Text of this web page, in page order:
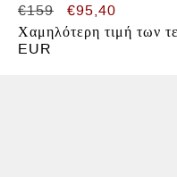
Κανονική
τιμή
€159
Τιμή
προσφοράς
€95,40
Χαμηλότερη τιμή των
EUR